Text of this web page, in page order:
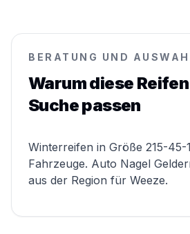
BERATUNG UND
Warum diese
Suche passen
Winterreifen in Größe 215-45-
Fahrzeuge. Auto Nagel
aus der Region für Weeze.